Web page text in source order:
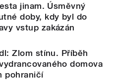
jinam. Úsměvný
doby, kdy byl do
vstup zakázán
Zlom stínu. Příběh
domova
pohraničí